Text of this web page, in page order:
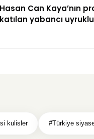
Hasan Can Kaya’nın
katılan yabancı
kulisler #Türkiye